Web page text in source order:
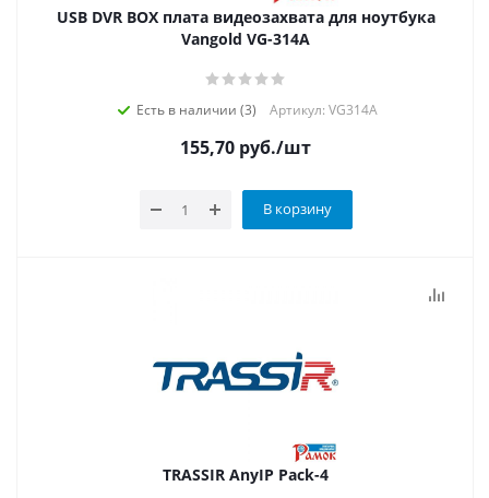
USB DVR BOX плата видеозахвата для ноутбука
Vangold VG-314A
Есть в наличии (3) Артикул: VG314A
155,70 руб./шт
В корзину
TRASSIR AnyIP Pack-4